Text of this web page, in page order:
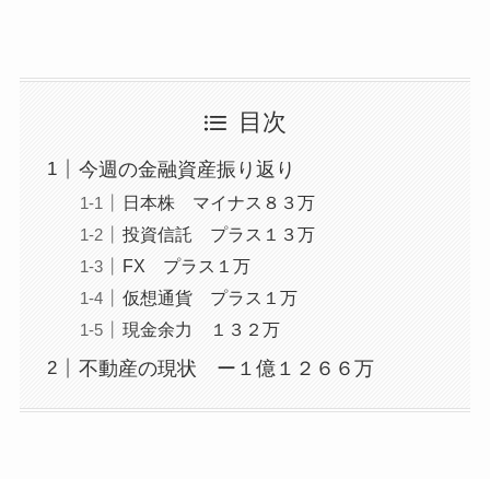
目次
今週の金融資産振り返り
日本株 マイナス８３万
投資信託 プラス１３万
FX プラス１万
仮想通貨 プラス１万
現金余力 １３２万
不動産の現状 ー１億１２６６万